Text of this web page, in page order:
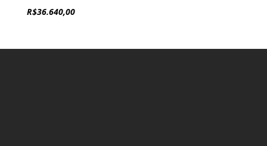
R$36.640,00